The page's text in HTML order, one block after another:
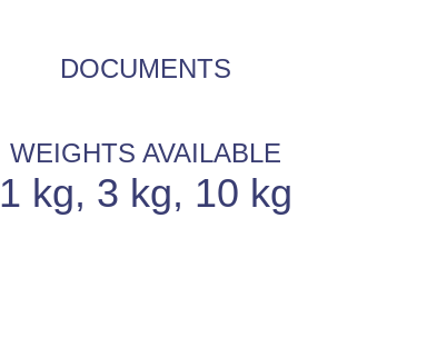
DOCUMENTS
WEIGHTS AVAILABLE
1 kg, 3 kg, 10 kg